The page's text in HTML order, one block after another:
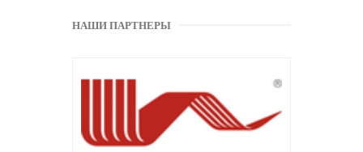
НАШИ ПАРТНЕРЫ